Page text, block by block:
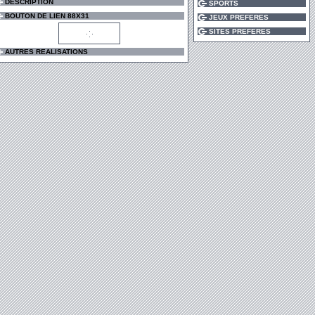
DESCRIPTION
BOUTON DE LIEN 88X31
AUTRES REALISATIONS
SPORTS
JEUX PREFERES
SITES PREFERES